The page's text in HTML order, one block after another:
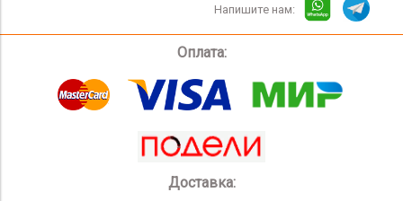
Напишите нам:
Оплата:
Доставка: